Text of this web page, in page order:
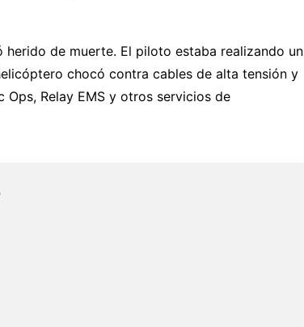
de muerte. El piloto estaba realizando un
chocó contra cables de alta tensión y
Relay EMS y otros servicios de